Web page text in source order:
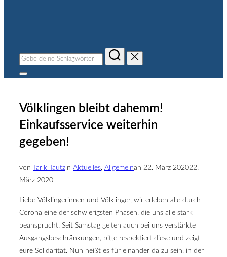
Suchen
nach:
Seitenleiste
umschalten
Völklingen bleibt dahemm!
Einkaufsservice weiterhin
gegeben!
von Tarik Tautzin Aktuelles, Allgemeinan Veröffentlicht
22. März 202022.
März 2020
Liebe Völklingerinnen und Völklinger, wir erleben alle durch
Corona eine der schwierigsten Phasen, die uns alle stark
beansprucht. Seit Samstag gelten auch bei uns verstärkte
Ausgangsbeschränkungen, bitte respektiert diese und zeigt
eure Solidarität. Nun heißt es für einander da zu sein, in der